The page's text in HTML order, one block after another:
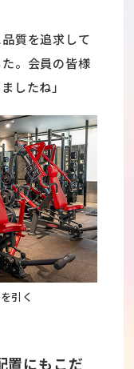
質を追求して
。会員の皆様
したね」
引く
置にもこだ